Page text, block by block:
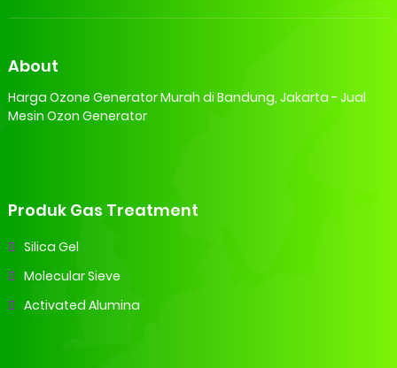
About
Harga Ozone Generator Murah di Bandung, Jakarta - Jual
Mesin Ozon Generator
Produk Gas Treatment
Silica Gel
Molecular Sieve
Activated Alumina